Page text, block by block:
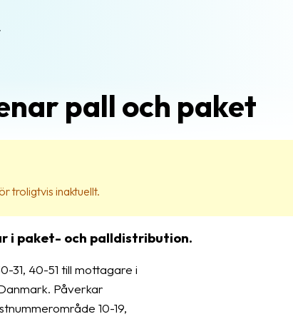
pall och paket
troligtvis inaktuellt.
i paket- och palldistribution.
31, 40-51 till mottagare i
Påverkar
10-19,